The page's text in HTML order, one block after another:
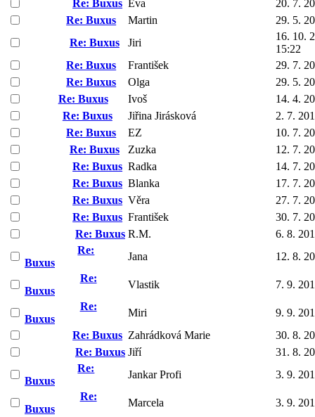
Re: Buxus Eva
20. 7.
Re: Buxus
Martin
29. 5.
Re: Buxus
Jiri
16. 10.
15:22
Re: Buxus
František
29. 7.
Re: Buxus
Olga
29. 5.
Re: Buxus
Ivoš
14. 4.
Re: Buxus
Jiřina Jirásková
2. 7.
Re: Buxus
EZ
10. 7.
Re: Buxus
Zuzka
12. 7.
Re: Buxus Radka
14. 7.
Re: Buxus Blanka
17. 7.
Re: Buxus Věra
27. 7.
Re: Buxus František
30. 7.
Re: Buxus R.M.
6. 8.
Re:
Buxus
Jana
12. 8.
Re:
Buxus
Vlastik
7. 9.
Re:
Buxus
Miri
9. 9.
Re: Buxus Zahrádková Marie
30. 8.
Re: Buxus Jiří
31. 8.
Re:
Buxus
Jankar Profi
3. 9.
Re:
Buxus
Marcela
3. 9.